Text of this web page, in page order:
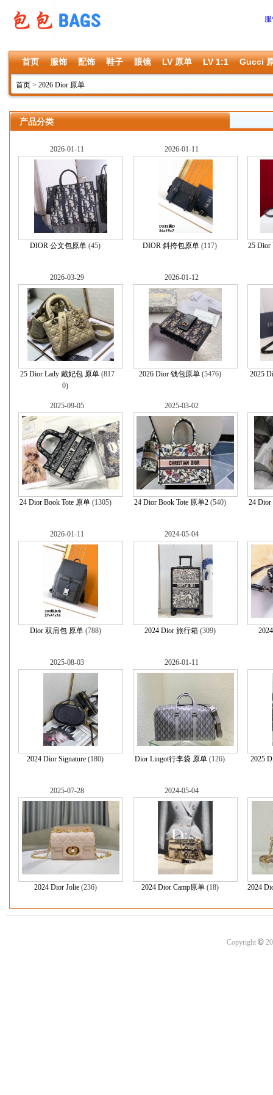
首页 服饰 配饰 鞋子 眼镜 LV 原单 LV 1:1 Gucci
首页 > 2026 Dior 原单
产品分类
2026-01-11
DIOR 公文包原单 (45)
2026-01-11
DIOR 斜挎包原单 (117) 25 Dior
2026-03-29
25 Dior Lady 戴妃包 原单(817
0)
2026-01-12
2026 Dior 钱包原单(5476) 2025
2025-09-05
24 Dior Book Tote 原单(1305)
2025-03-02
24 Dior Book Tote 原单2(540) 24 Dior
2026-01-11
Dior 双肩包 原单(788)
2024-05-04
2024 Dior 旅行箱(309)
2025-08-03
2024 Dior Signature (180)
2026-01-11
Dior Lingot行李袋 原单 (126) 2025
2025-07-28
2024 Dior Jolie(236)
2024-05-04
2024 Dior Camp原单(18) 2024
Copyright ©